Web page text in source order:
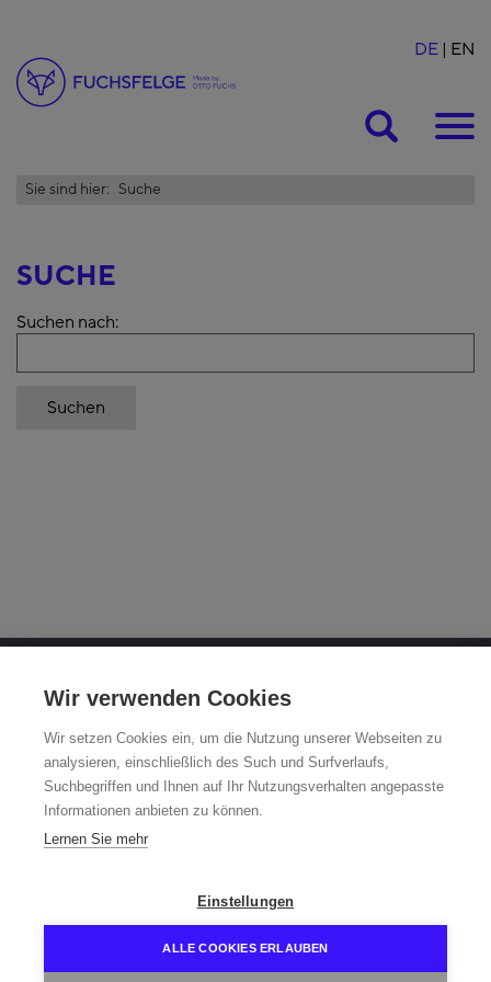
DE EN
Sie sind hier: Suche
SUCHE
Suchen nach:
Derschlager Straße 26
58540 Meinerzhagen
Fuchsfelgen-Hotline +49 2354 73-317
Mo - Fr 8:00 - 12:00 Uhr und 13:00 - 15:00 Uhr
Wir verwenden Cookies
Wir setzen Cookies ein, um die Nutzung unserer Webseiten zu
analysieren, einschließlich des Such und Surfverlaufs,
Suchbegriffen und Ihnen auf Ihr Nutzungsverhalten angepasste
Informationen anbieten zu können.
Lernen Sie mehr
Einstellungen
ALLE COOKIES ERLAUBEN